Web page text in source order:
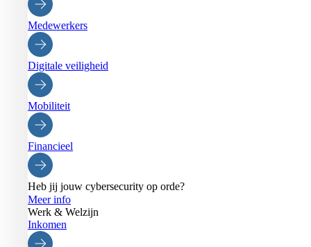
Medewerkers
Digitale veiligheid
Mobiliteit
Financieel
Heb jij jouw cybersecurity op orde?
Meer info
Werk & Welzijn
Inkomen